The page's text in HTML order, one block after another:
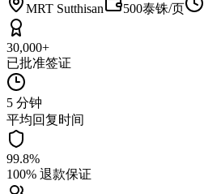
MRT Sutthisan 500泰铢/页
30,000+
已批准签证
5 分钟
平均回复时间
99.8%
100% 退款保证